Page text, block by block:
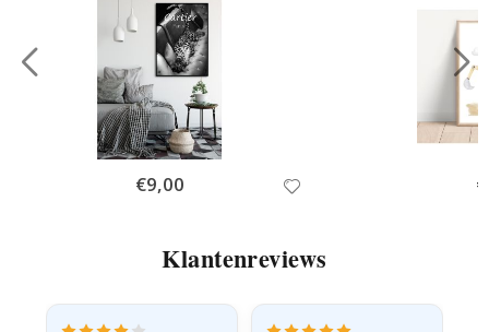
Special
Price
€9,00
Klantenreviews